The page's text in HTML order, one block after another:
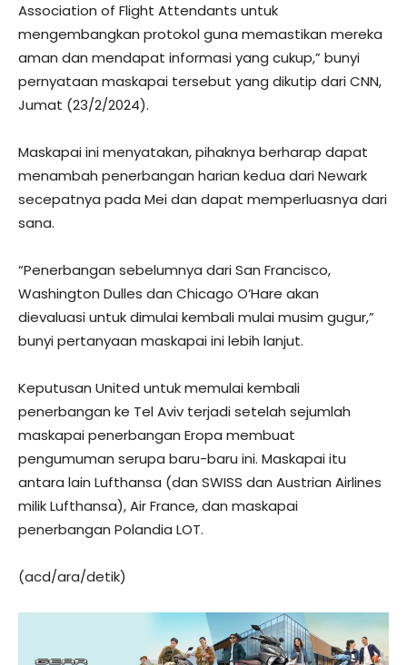
Association of Flight Attendants untuk
mengembangkan protokol guna memastikan mereka
aman dan mendapat informasi yang cukup,” bunyi
pernyataan maskapai tersebut yang dikutip dari CNN,
Jumat (23/2/2024).
Maskapai ini menyatakan, pihaknya berharap dapat
menambah penerbangan harian kedua dari Newark
secepatnya pada Mei dan dapat memperluasnya dari
sana.
“Penerbangan sebelumnya dari San Francisco,
Washington Dulles dan Chicago O’Hare akan
dievaluasi untuk dimulai kembali mulai musim gugur,”
bunyi pertanyaan maskapai ini lebih lanjut.
Keputusan United untuk memulai kembali
penerbangan ke Tel Aviv terjadi setelah sejumlah
maskapai penerbangan Eropa membuat
pengumuman serupa baru-baru ini. Maskapai itu
antara lain Lufthansa (dan SWISS dan Austrian Airlines
milik Lufthansa), Air France, dan maskapai
penerbangan Polandia LOT.
(acd/ara/detik)